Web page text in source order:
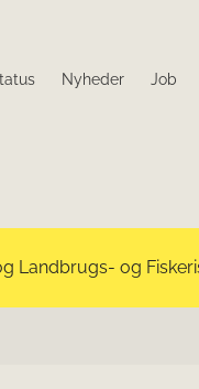
Nyheder Job
Landbrugs- og